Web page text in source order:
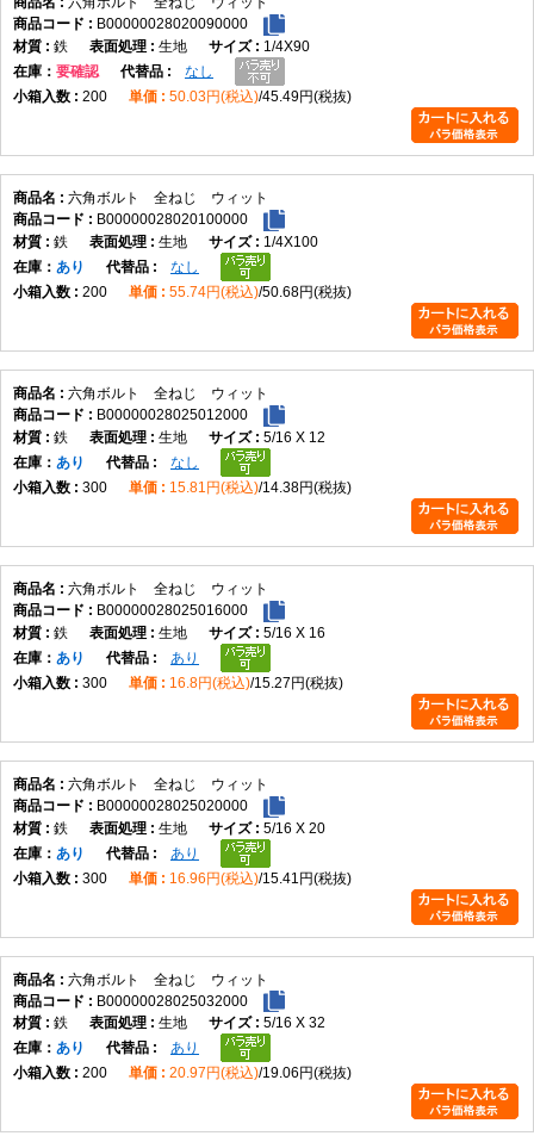
B00000028020090000
鉄
生地
1/4X90
在庫
要確認
なし
200
50.03円(税込) 45.49円(税抜)
六角ボルト 全ねじ ウィット
B00000028020100000
鉄
生地
1/4X100
在庫
あり
なし
200
55.74円(税込) 50.68円(税抜)
六角ボルト 全ねじ ウィット
B00000028025012000
鉄
生地
5/16 X 12
在庫
あり
なし
300
15.81円(税込) 14.38円(税抜)
六角ボルト 全ねじ ウィット
B00000028025016000
鉄
生地
5/16 X 16
在庫
あり
あり
300
16.8円(税込) 15.27円(税抜)
六角ボルト 全ねじ ウィット
B00000028025020000
鉄
生地
5/16 X 20
在庫
あり
あり
300
16.96円(税込) 15.41円(税抜)
六角ボルト 全ねじ ウィット
B00000028025032000
鉄
生地
5/16 X 32
在庫
あり
あり
200
20.97円(税込) 19.06円(税抜)